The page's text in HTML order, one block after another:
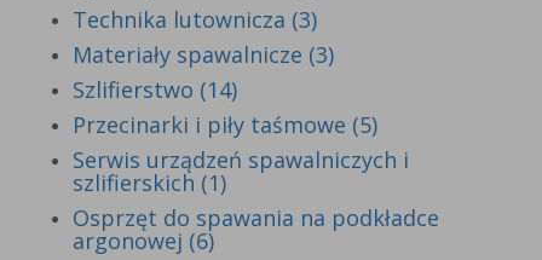
Technika lutownicza (3)
Materiały spawalnicze (3)
Szlifierstwo (14)
Przecinarki i piły taśmowe (5)
Serwis urządzeń spawalniczych i
szlifierskich (1)
Osprzęt do spawania na podkładce
argonowej (6)